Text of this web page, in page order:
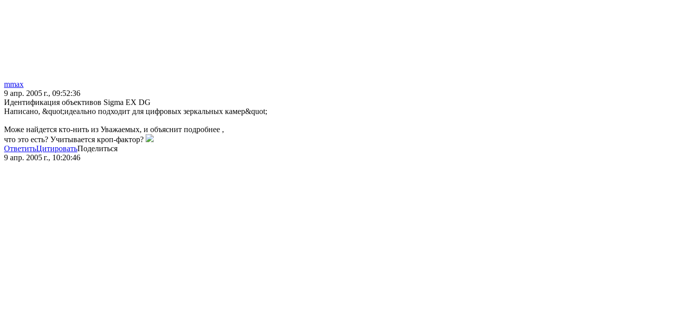
mmax
9 апр. 2005 г., 09:52:36
Идентификация объективов Sigma EX DG
Написано, &quot;идеально подходит для цифровых зеркальных камер&quot;
Може найдется кто-нить из Уважаемых, и объяснит подробнее ,
что это есть? Учитывается кроп-фактор?
ОтветитьЦитироватьПоделиться
9 апр. 2005 г., 10:20:46